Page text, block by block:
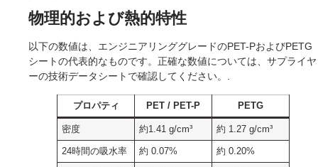
物理的および熱的特性
以下の数値は、エンジニアリンググレードのPET-PおよびPETG
シートの代表的なものです。正確な数値については、サプライヤ
ーの技術データシートで確認してください。.
プロパティ PET / PET-P PETG
密度 約1.41 g/cm³ 約 1.27 g/cm³
24時間の吸水率 約 0.07% 約 0.20%